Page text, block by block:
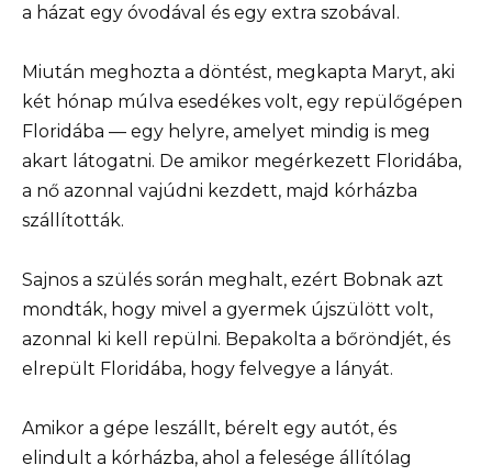
a házat egy óvodával és egy extra szobával.
Miután meghozta a döntést, megkapta Maryt, aki
két hónap múlva esedékes volt, egy repülőgépen
Floridába — egy helyre, amelyet mindig is meg
akart látogatni. De amikor megérkezett Floridába,
a nő azonnal vajúdni kezdett, majd kórházba
szállították.
Sajnos a szülés során meghalt, ezért Bobnak azt
mondták, hogy mivel a gyermek újszülött volt,
azonnal ki kell repülni. Bepakolta a bőröndjét, és
elrepült Floridába, hogy felvegye a lányát.
Amikor a gépe leszállt, bérelt egy autót, és
elindult a kórházba, ahol a felesége állítólag